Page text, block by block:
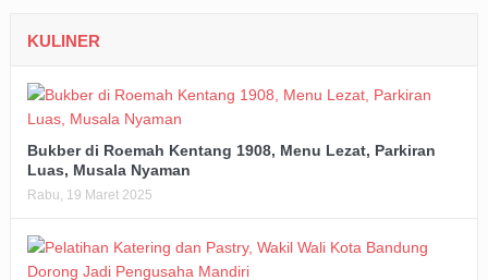
KULINER
Bukber di Roemah Kentang 1908, Menu Lezat, Parkiran
Luas, Musala Nyaman
Rabu, 19 Maret 2025